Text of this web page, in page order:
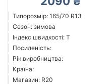
Типорозмір: 165/70 R13
Сезон: зимова
Індекс швидкості: T
Посиленість:
Рік виробництва:
Країна:
Магазин: R20